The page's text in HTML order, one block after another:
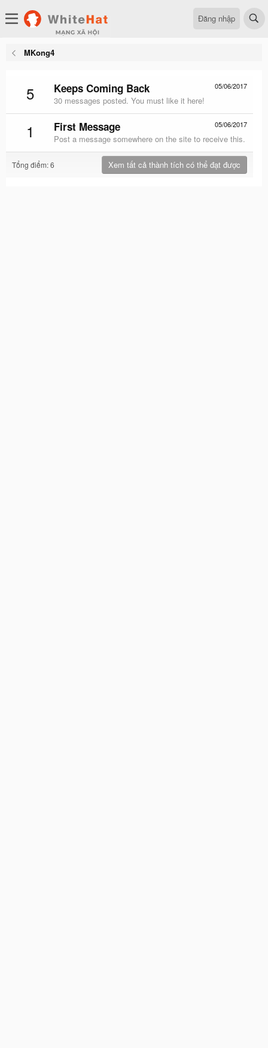
Đăng nhập
MKong4
5 05/06/2017
Keeps Coming Back
30 messages posted. You must like it here!
1 05/06/2017
First Message
Post a message somewhere on the site to receive this.
Tổng điểm: 6 Xem tất cả thành tích có thể đạt được